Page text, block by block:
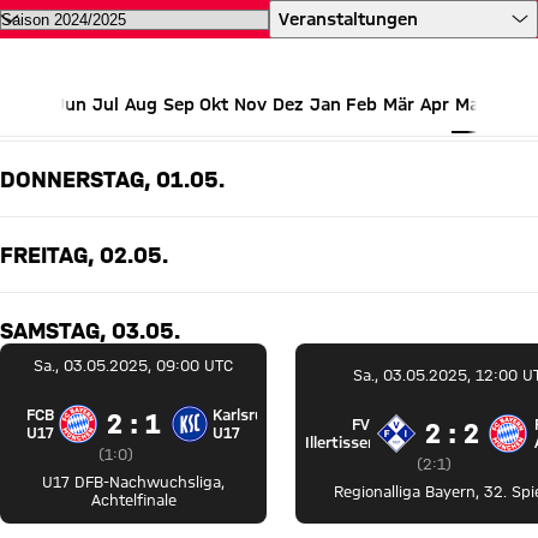
Alle Termine des FC Bayern
Veranstaltungen
Jun Jul Aug Sep Okt Nov Dez Jan Feb Mär Apr Mai
MAI 2025
DONNERSTAG, 01.05.
FREITAG, 02.05.
SAMSTAG, 03.05.
Sa., 03.05.2025, 09:00 UTC
FC Bayern U17 gegen Karlsruher SC U17
FCB
U17
2 zu 1
2 : 1
(Zwischenergebnis:
1 zu 0 nach Erste Halbzeit
1:0)
Karlsruhe
U17
U17 DFB-Nachwuchsliga,
Achtelfinale
Sa., 03.05.2025, 12:00
FV
FV
Illertissen
2 zu 2
2 : 2
(2 zu 1 nach
2:1)
Regionalliga Bayern 32.